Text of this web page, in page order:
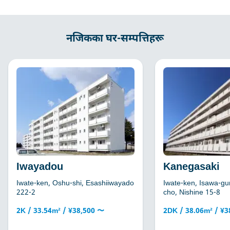
नजिकका घर-सम्पत्तिहरू
Iwayadou
Iwate-ken, Oshu-shi, Esashiiwayado
222-2
2K / 33.54m² / ¥38,500 〜
Kanegasaki
Iwate-ken, Isawa-
cho, Nishine 15-8
2DK / 38.06m² /